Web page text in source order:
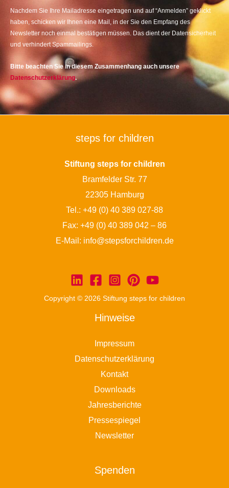
Nachdem Sie Ihre Mailadresse eingetragen und auf “Anmelden” geklickt
haben, schicken wir Ihnen eine Mail, in der Sie den Empfang des
Newsletter noch einmal bestätigen müssen. Das dient der Datensicherheit
und verhindert Spammailings.
Bitte beachten Sie in diesem Zusammenhang auch unsere
Datenschutzerklärung.
steps for children
Stiftung steps for children
Bramfelder Str. 77
22305 Hamburg
Tel.: +49 (0) 40 389 027-88
Fax: +49 (0) 40 389 042 – 86
E-Mail: info@stepsforchildren.de
Copyright © 2026 Stiftung steps for children
Hinweise
Impressum
Datenschutzerklärung
Kontakt
Downloads
Jahresberichte
Pressespiegel
Newsletter
Spenden